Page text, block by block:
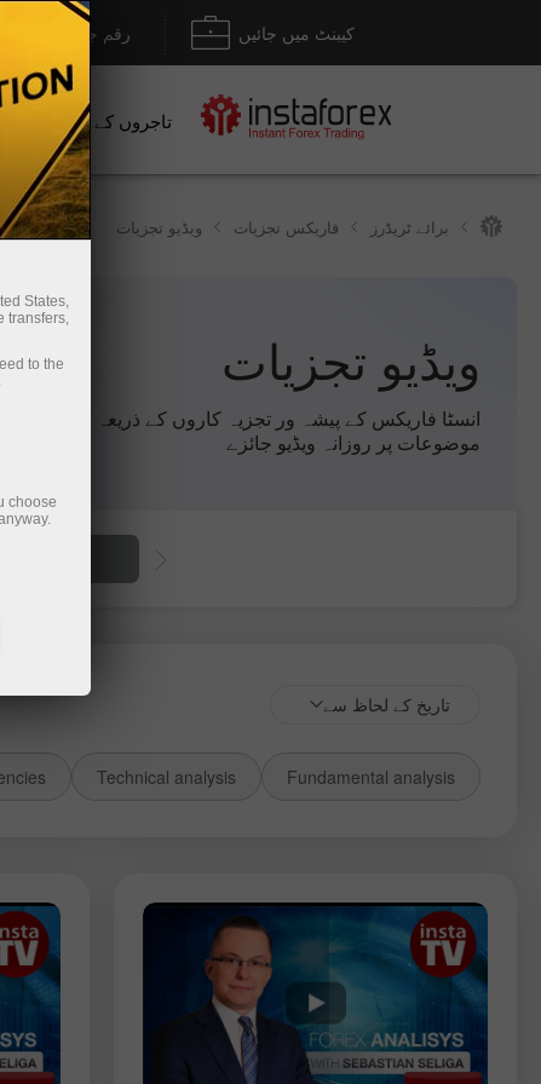
رقم جمع کروانا / کیبنٹ میں جائیں
تاجروں کے لیے
برائے ٹریڈرز فاریکس تجزیات ویڈیو تجزیات
ویڈیو تجزیات
انسٹا فاریکس کے پیشہ ور تجزیہ کاروں کے ذریعہ تیار کردہ
موضوعات پر روزانہ ویڈیو جائزے
تاریخ کے لحاظ سے
Fundamental analysis
Technical analysis
انسٹرومِنٹ:
GBPUSD
USDCAD
NZDUSD
EURNZD
States,
transfers,
to the
choose